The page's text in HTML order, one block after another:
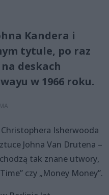
Kandera i
tytule, po raz
deskach
w 1966 roku.
Isherwooda
Johna Van Drutena –
tak znane utwory,
czy „Money Money”.